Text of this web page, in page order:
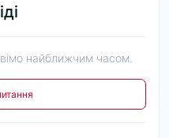
найближчим часом.